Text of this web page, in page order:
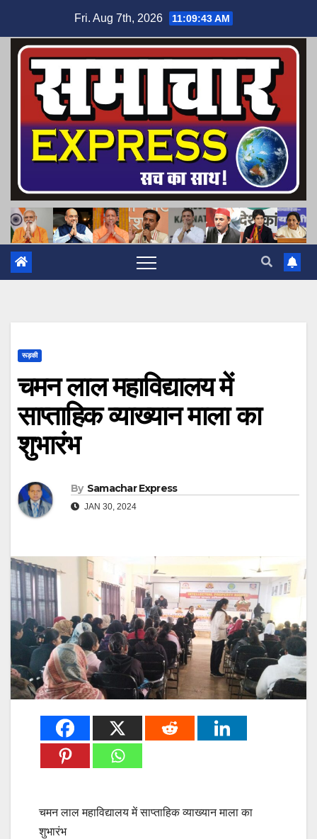
content
Fri. Aug 7th, 2026 11:09:44 AM
रूड़की
चमन लाल महाविद्यालय में
साप्ताहिक व्याख्यान माला का
शुभारंभ
By Samachar Express
JAN 30, 2024
चमन लाल महाविद्यालय में साप्ताहिक व्याख्यान माला का
शुभारंभ